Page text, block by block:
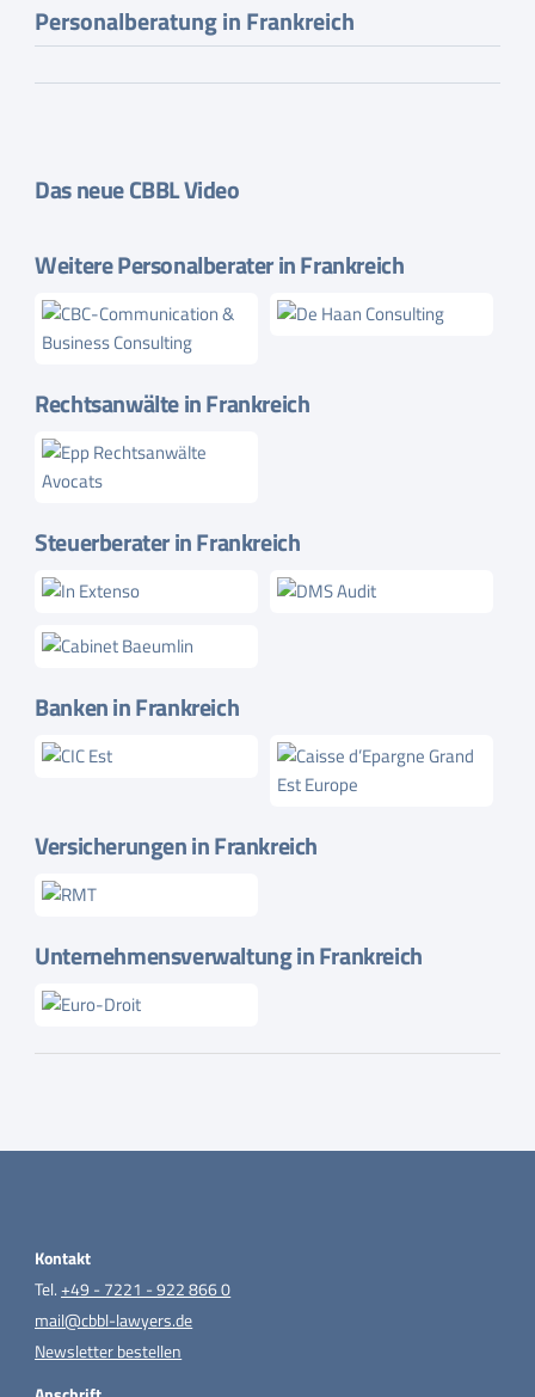
Personalberatung in Frankreich
Das neue CBBL Video
Weitere Personalberater in Frankreich
Rechtsanwälte in Frankreich
Steuerberater in Frankreich
Banken in Frankreich
Versicherungen in Frankreich
Unternehmensverwaltung in Frankreich
Kontakt
Tel.+49 - 7221 - 922 866 0
mail@cbbl-lawyers.de
Newsletter bestellen